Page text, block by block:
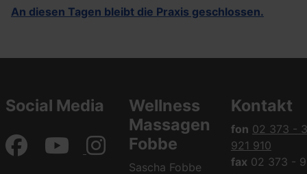
An diesen Tagen bleibt die Praxis geschlossen.
Social Media
Wellness
Massagen
Fobbe
Sascha Fobbe
Kontakt
fon 02 373 - 3
921 910
fax 02 373 - 9